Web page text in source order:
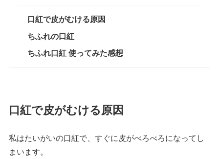
口紅で皮がむける原因
ちふれの口紅
ちふれ口紅 使ってみた感想
口紅で皮がむける原因
私はたいがいの口紅で、すぐに皮がべろべろになってし
まいます。